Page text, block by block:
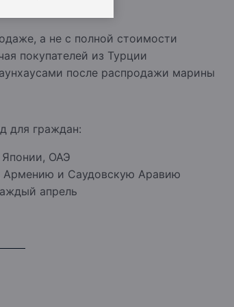
а не с полной стоимости
покупателей из Турции
после распродажи марины
для граждан:
ОАЭ
Армению и Саудовскую Аравию
апрель